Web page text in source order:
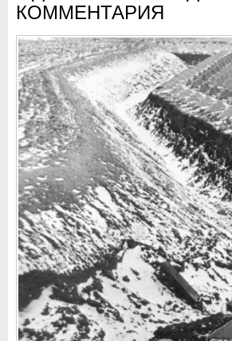
КОММЕНТАРИЯ